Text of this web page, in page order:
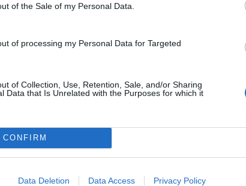
of the Sale of my Personal Data.
of processing my Personal Data for Targeted
of Collection, Use, Retention, Sale, and/or Sharing
Data that Is Unrelated with the Purposes for which it
CONFIRM
Data Deletion Data Access Privacy Policy